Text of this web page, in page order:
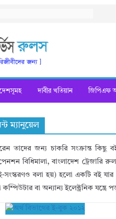
দাবীর খতিয়ান জিপিএফ
ম্যানুয়েল
তাদের জন্য চাকরি সংক্রান্ত কিছু
পেনশন বিধিমালা, বাংলাদেশ
বলা হয়) হলো একটি বই যার
বা অন্যান্য ইলেক্ট্রনিক যন্ত্রে